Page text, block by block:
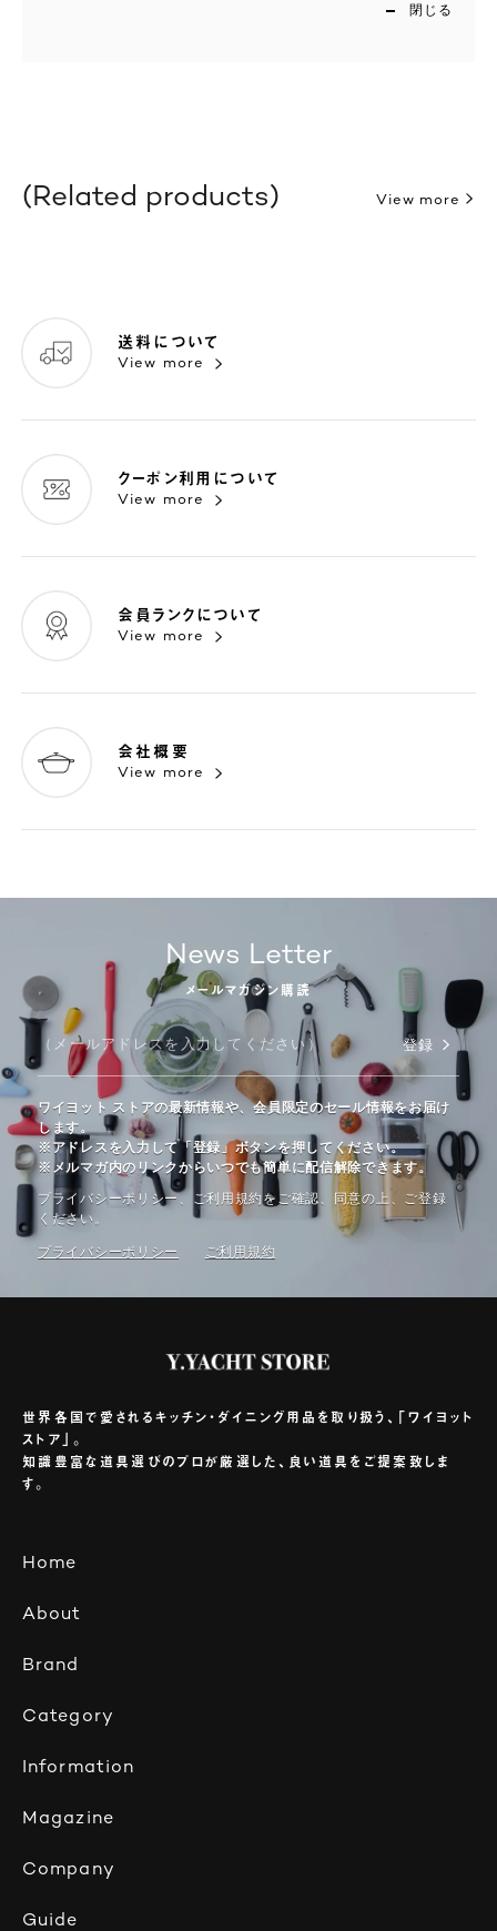
閉じる
Related products View more
送料について
View more
クーポン利用について
View more
会員ランクについて
View more
会社概要
View more
News Letter
メールマガジン購読
登録
ワイヨット ストアの最新情報や、会員限定のセール情報をお届け
します。
※アドレスを入力して「登録」ボタンを押してください。
※メルマガ内のリンクからいつでも簡単に配信解除できます。
プライバシーポリシー、ご利⽤規約をご確認、同意の上、ご登録
ください。
プライバシーポリシー ご利⽤規約
世界各国で愛されるキッチン・ダイニング用品を取り扱う、「ワイヨット
ストア」。
知識豊富な道具選びのプロが厳選した、良い道具をご提案致しま
す。
Home
Brand
Information
Company
About
Category
Magazine
Guide